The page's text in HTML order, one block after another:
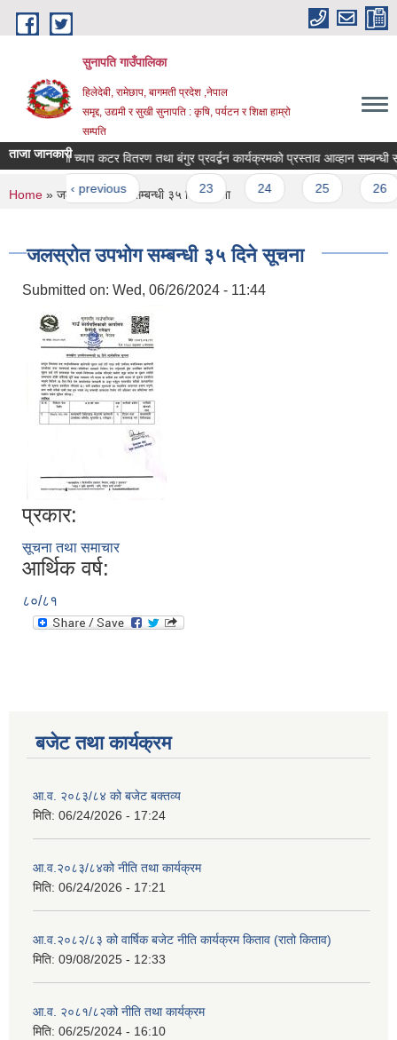
Skip to main content
सुनापति गाउँपालिका
हिलेदेबी, रामेछाप, बागमती प्रदेश ,नेपाल
समृद्द, उद्यमी र सुखी सुनापति : कृषि, पर्यटन र शिक्षा हाम्रो
सम्पति
ताजा जानकारी
अनुदानमा च्याप कटर वितरण तथा बंगुर प्रवर्द्बन कार्यक्रमको प्रस्ताव आव्हान सम्बन्धी
‹ previous … 23
You are here
Home » जलस्रोत उपभोग सम्बन्धी ३५ दिने सूचना
जलस्रोत उपभोग सम्बन्धी ३५ दिने सूचना
Submitted on: Wed, 06/26/2024 - 11:44
प्रकार:
सूचना तथा समाचार
आर्थिक वर्ष:
८०/८१
बजेट तथा कार्यक्रम
आ.व. २०८३/८४ को बजेट बक्तव्य
मिति: 06/24/2026 - 17:24
आ.व.२०८३/८४को नीति तथा कार्यक्रम
मिति: 06/24/2026 - 17:21
आ.व.२०८२/८३ को वार्षिक बजेट नीति कार्यक्रम किताव (रातो किताव)
मिति: 09/08/2025 - 12:33
आ.व. २०८१/८२को नीति तथा कार्यक्रम
मिति: 06/25/2024 - 16:10